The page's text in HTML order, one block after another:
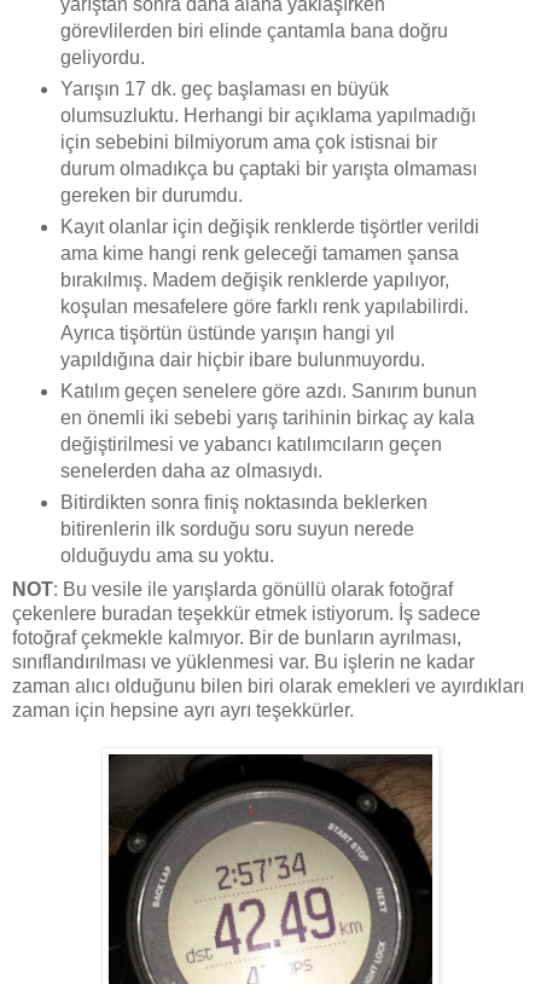
görevlilerden biri elinde çantamla bana doğru
geliyordu.
Yarışın 17 dk. geç başlaması en büyük
olumsuzluktu. Herhangi bir açıklama yapılmadığı
için sebebini bilmiyorum ama çok istisnai bir
durum olmadıkça bu çaptaki bir yarışta olmaması
gereken bir durumdu.
Kayıt olanlar için değişik renklerde tişörtler verildi
ama kime hangi renk geleceği tamamen şansa
bırakılmış. Madem değişik renklerde yapılıyor,
koşulan mesafelere göre farklı renk yapılabilirdi.
Ayrıca tişörtün üstünde yarışın hangi yıl
yapıldığına dair hiçbir ibare bulunmuyordu.
Katılım geçen senelere göre azdı. Sanırım bunun
en önemli iki sebebi yarış tarihinin birkaç ay kala
değiştirilmesi ve yabancı katılımcıların geçen
senelerden daha az olmasıydı.
Bitirdikten sonra finiş noktasında beklerken
bitirenlerin ilk sorduğu soru suyun nerede
olduğuydu ama su yoktu.
NOT: Bu vesile ile yarışlarda gönüllü olarak fotoğraf
çekenlere buradan teşekkür etmek istiyorum. İş sadece
fotoğraf çekmekle kalmıyor. Bir de bunların ayrılması,
sınıflandırılması ve yüklenmesi var. Bu işlerin ne kadar
zaman alıcı olduğunu bilen biri olarak emekleri ve ayırdıkları
zaman için hepsine ayrı ayrı teşekkürler.